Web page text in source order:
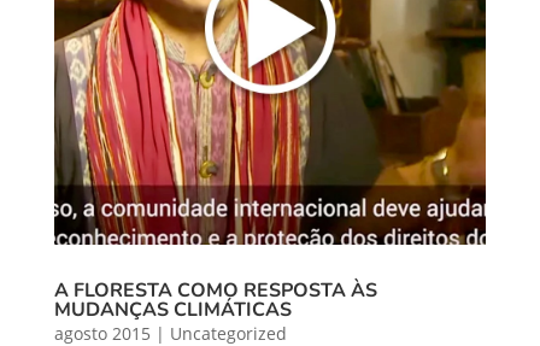
A FLORESTA COMO RESPOSTA ÀS
MUDANÇAS CLIMÁTICAS
agosto 2015 | Uncategorized